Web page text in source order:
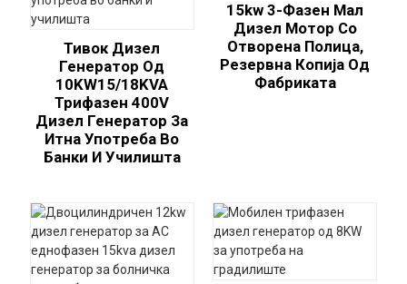
Тивок Дизел
Генератор Од
10KW15/18KVA
Трифазен 400V
Дизел Генератор За
Итна Употреба Во
Банки И Училишта
15kw 3-Фазен Мал
Дизел Мотор Со
Отворена Полица,
Резервна Копија Од
Фабриката